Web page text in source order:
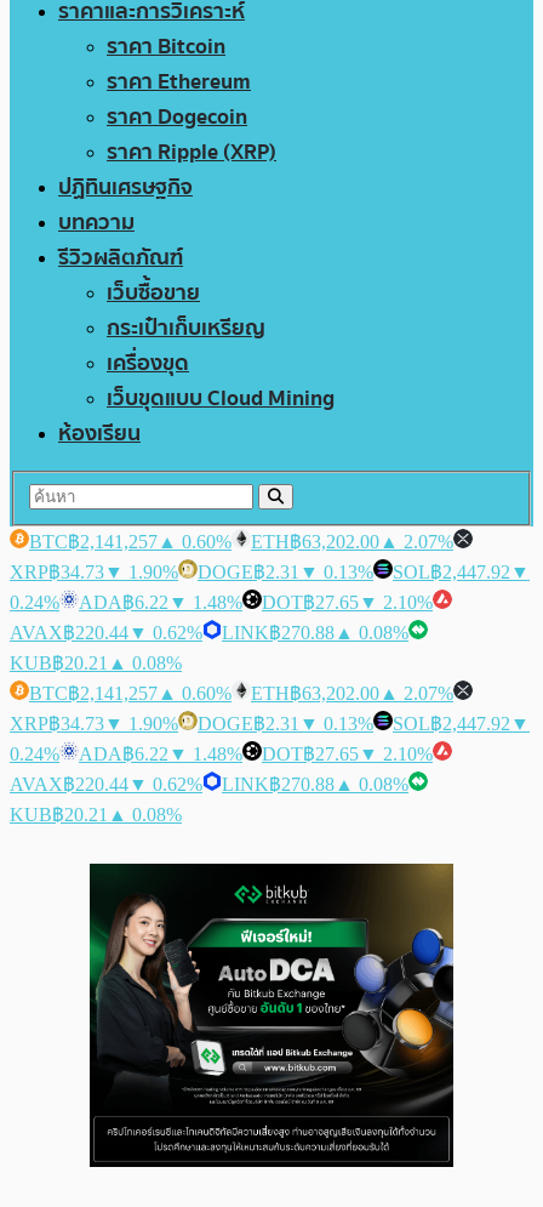
ราคาและการวิเคราะห์
ราคา Bitcoin
ราคา Ethereum
ราคา Dogecoin
ราคา Ripple (XRP)
ปฏิทินเศรษฐกิจ
บทความ
รีวิวผลิตภัณฑ์
เว็บซื้อขาย
กระเป๋าเก็บเหรียญ
เครื่องขุด
เว็บขุดแบบ Cloud Mining
ห้องเรียน
BTC฿2,141,257 ▲ 0.60% ETH฿63,202.00 ▲ 2.07%
XRP฿34.73▼ 1.90% DOGE฿2.31 ▼ 0.13% SOL฿2,447.92 ▼
0.24%
ADA฿6.22 ▼ 1.48% DOT฿27.65▼ 2.10%
AVAX฿220.44▼ 0.62% LINK฿270.88 ▲ 0.08%
KUB฿20.21 ▲ 0.08%
BTC฿2,141,257 ▲ 0.60% ETH฿63,202.00 ▲ 2.07%
XRP฿34.73▼ 1.90% DOGE฿2.31 ▼ 0.13% SOL฿2,447.92 ▼
0.24%
ADA฿6.22 ▼ 1.48% DOT฿27.65▼ 2.10%
AVAX฿220.44▼ 0.62% LINK฿270.88 ▲ 0.08%
KUB฿20.21 ▲ 0.08%